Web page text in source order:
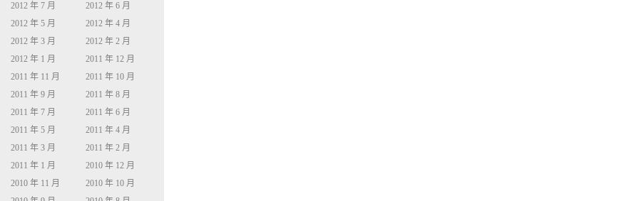
2012 年 7 月
2012 年 6 月
2012 年 5 月
2012 年 4 月
2012 年 3 月
2012 年 2 月
2012 年 1 月
2011 年 12 月
2011 年 11 月
2011 年 10 月
2011 年 9 月
2011 年 8 月
2011 年 7 月
2011 年 6 月
2011 年 5 月
2011 年 4 月
2011 年 3 月
2011 年 2 月
2011 年 1 月
2010 年 12 月
2010 年 11 月
2010 年 10 月